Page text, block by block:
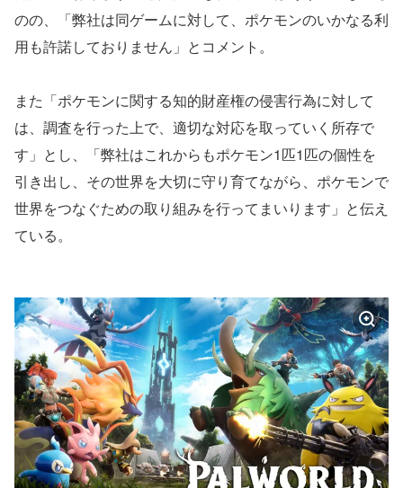
のの、「弊社は同ゲームに対して、ポケモンのいかなる利
用も許諾しておりません」とコメント。
また「ポケモンに関する知的財産権の侵害行為に対して
は、調査を行った上で、適切な対応を取っていく所存で
す」とし、「弊社はこれからもポケモン1匹1匹の個性を
引き出し、その世界を大切に守り育てながら、ポケモンで
世界をつなぐための取り組みを行ってまいります」と伝え
ている。